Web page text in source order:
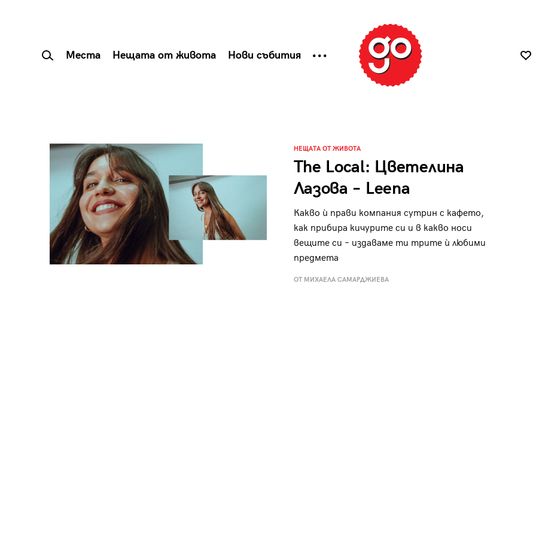
Места Нещата от живота Нови събития
НЕЩАТА ОТ ЖИВОТА
The Local: Цветелина
Лазова – Leena
Какво ѝ прави компания сутрин с кафето,
как прибира кичурите си и в какво носи
вещите си – издаваме ти трите ѝ любими
предмета
ОТ МИХАЕЛА САМАРДЖИЕВАTender is the Wine – Какво